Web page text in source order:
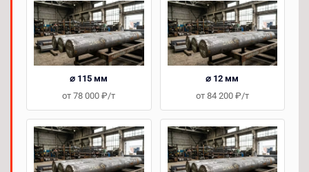
⌀ 115 мм
от 78 000 ₽/т
⌀ 12 мм
от 84 200 ₽/т